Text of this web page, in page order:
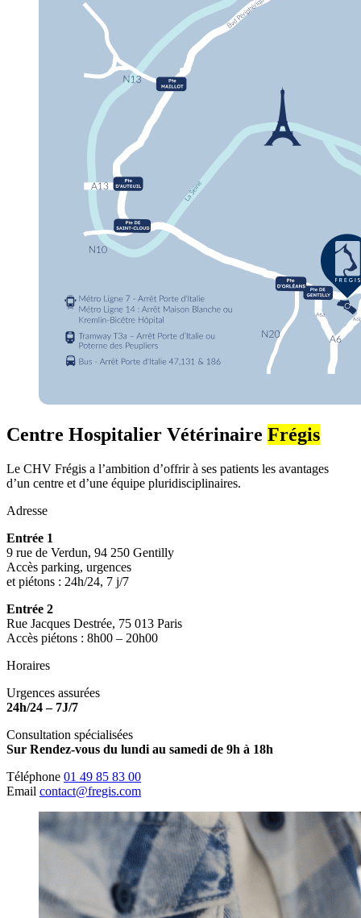
Centre Hospitalier Vétérinaire Frégis
Le CHV Frégis a l’ambition d’offrir à ses patients les avantages
d’un centre et d’une équipe pluridisciplinaires.
Adresse
Entrée 1
9 rue de Verdun, 94 250 Gentilly
Accès parking, urgences
et piétons : 24h/24, 7 j/7
Entrée 2
Rue Jacques Destrée, 75 013 Paris
Accès piétons : 8h00 – 20h00
Horaires
Urgences assurées
24h/24 – 7J/7
Consultation spécialisées
Sur Rendez-vous du lundi au samedi de 9h à 18h
Téléphone 01 49 85 83 00
Email contact@fregis.com